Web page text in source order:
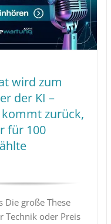
wird zum
der KI –
zurück,
für 100
Die große These
Technik oder Preis